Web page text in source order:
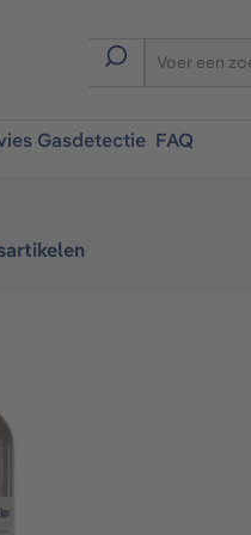
Gasdetectie FAQ